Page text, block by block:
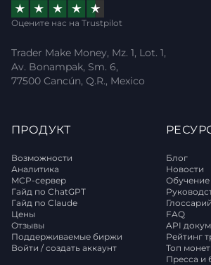
Оцените нас на Trustpilot
Trader Make Money, Mz. 1, Lot. 1,
Av. Bonampak, Sm. 6,
77500 Cancún, Q.R., Mexico
ПРОДУКТ
Возможности
Аналитика
MCP-сервер
Гайд по ChatGPT
Гайд по Claude
Цены
Отзывы
Поддерживаемые биржи
Войти / создать аккаунт
Блог
Новости
Обучение
Глоссарий
FAQ
API
Рейтинг
Топ
Пресса и